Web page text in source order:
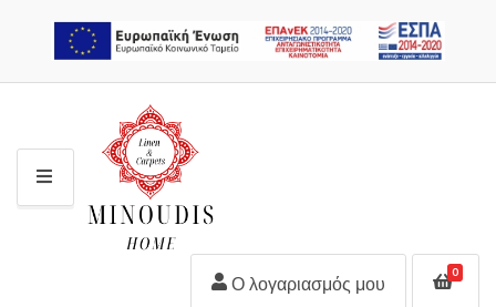
M
E
Ο λογαριασμός μου 0